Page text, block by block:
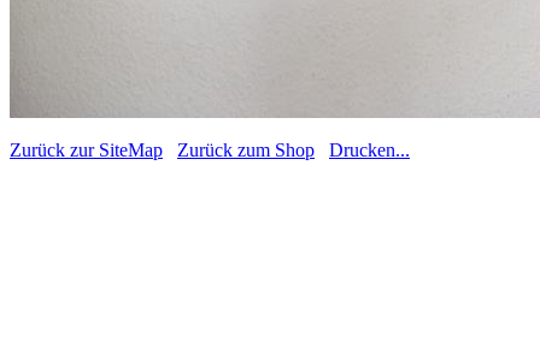
Zurück zur SiteMap Zurück zum Shop Drucken...